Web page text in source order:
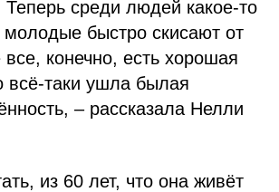
среди людей какое-то
молодые быстро скисают от
конечно, есть хорошая
всё-таки ушла былая
– рассказала Нелли
из 60 лет, что она живёт